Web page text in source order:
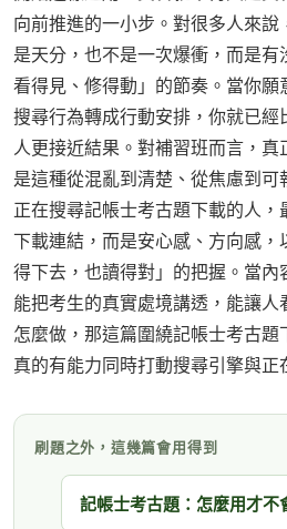
向前推進的一小步。對很多人來
是天分，也不是一次爆衝，而是有
看得見、修得動」的節奏。當你
搜尋行為轉成行動安排，你就已
人更接近結果。對補習班而言，
是這種從混亂到清楚、從焦慮到
正在搜尋記帳士考古題下載的人
下載連結，而是安心感、方向感
得下去，也讀得對」的把握。當內
能把考生的真實處境講透，能讓
怎麼做，那這篇圍繞記帳士考古
真的有能力同時打動搜尋引擎與正
刷題之外，這幾篇會用得到
記帳士考古題：怎麼用才不